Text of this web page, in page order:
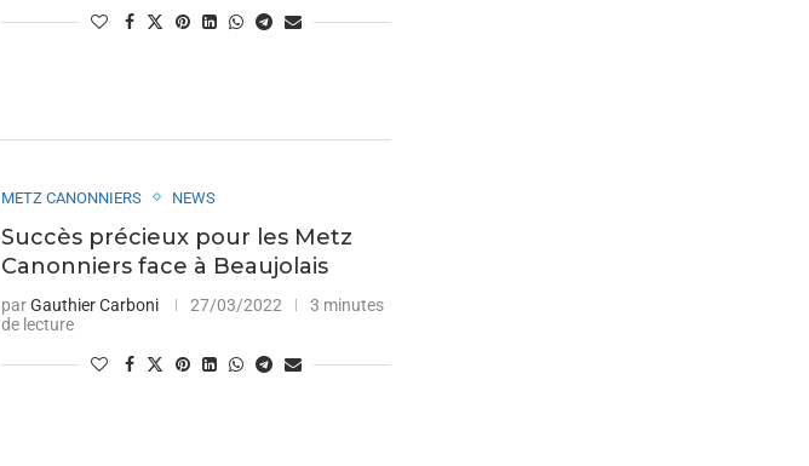
METZ CANONNIERS NEWS
Succès précieux pour les Metz
Canonniers face à Beaujolais
parGauthier Carboni 27/03/2022
3 minutes
de lecture